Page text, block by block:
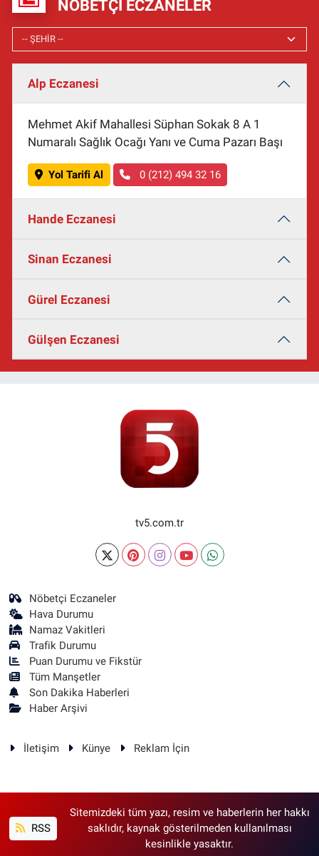
NÖBETÇI ECZANELER
Alp Eczanesi
Mehmet Akif Mahallesi Süphan Sokak 8 A 1
Numaralı Sağlık Ocağı Yanı ve Cuma Pazarı Başı
Yol Tarifi Al 0 (212) 494 32 16
Hande Eczanesi
Sinan Eczanesi
Gürel Eczanesi
Gülşen Eczanesi
tv5.com.tr
Nöbetçi Eczaneler
Hava Durumu
Namaz Vakitleri
Trafik Durumu
Puan Durumu ve Fikstür
Tüm Manşetler
Son Dakika Haberleri
Haber Arşivi
İletişim Künye Reklam İçin
RSS
Sitemizdeki tüm yazı, resim ve haberlerin her hakkı
saklıdır, kaynak gösterilmeden kullanılması
kesinlikle yasaktır.